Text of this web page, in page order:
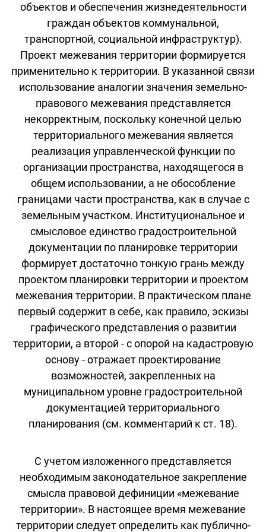
объектов и обеспечения жизнедеятельности
граждан объектов коммунальной,
транспортной, социальной инфраструктур).
Проект межевания территории формируется
применительно к территории. В указанной связи
использование аналогии значения земельно-
правового межевания представляется
некорректным, поскольку конечной целью
территориального межевания является
реализация управленческой функции по
организации пространства, находящегося в
общем использовании, а не обособление
границами части пространства, как в случае с
земельным участком. Институциональное и
смысловое единство градостроительной
документации по планировке территории
формирует достаточно тонкую грань между
проектом планировки территории и проектом
межевания территории. В практическом плане
первый содержит в себе, как правило, эскизы
графического представления о развитии
территории, а второй - с опорой на кадастровую
основу - отражает проектирование
возможностей, закрепленных на
муниципальном уровне градостроительной
документацией территориального
планирования (см. комментарий к ст. 18).
С учетом изложенного представляется
необходимым законодательное закрепление
смысла правовой дефиниции «межевание
территории». В настоящее время межевание
территории следует определить как публично-